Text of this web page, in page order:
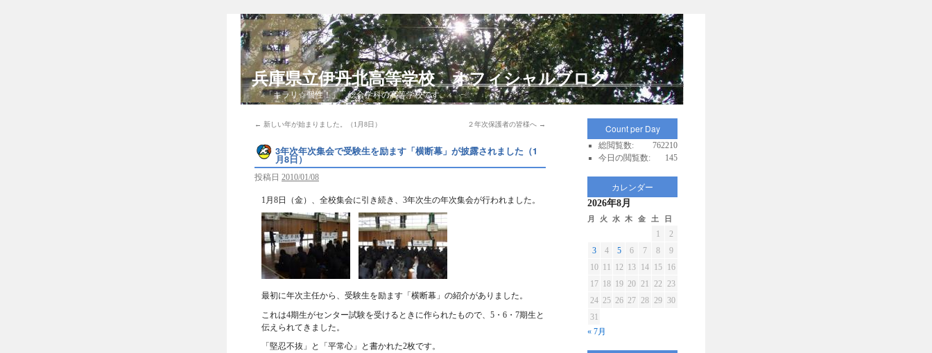
兵庫県立伊丹北高等学校 オフィシャルブログ
「キラリ☆個性！」 総合学科の高等学校です。
← 新しい年が始まりました。（1月8日） ２年次保護者の皆様へ →
3年次年次集会で受験生を励ます「横断幕」が披露されました（1
月8日）
投稿日 2010/01/08
1月8日（金）、全校集会に引き続き、3年次生の年次集会が行われました。
最初に年次主任から、受験生を励ます「横断幕」の紹介がありました。
これは4期生がセンター試験を受けるときに作られたもので、5・6・7期生と
伝えられてきました。
「堅忍不抜」と「平常心」と書かれた2枚です。
Count per Day
762210
総閲覧数:
145
今日の閲覧数:
カレンダー
2026年8月
月 火 水 木 金 土 日
1
2
3
4 5 6 7 8
9
10 11 12 13 14 15 16
17 18 19 20 21 22
23
24 25 26 27 28 29 30
31
« 7月